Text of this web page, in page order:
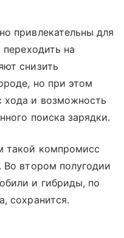
привлекательны для
на
снизить
но при этом
хода и возможность
поиска зарядки.
такой компромисс
Во втором полугодии
и гибриды, по
сохранится.